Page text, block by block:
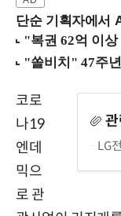
단순 기획자에서 AI 에이전
LG
코로
나19
엔데
믹으
로 관